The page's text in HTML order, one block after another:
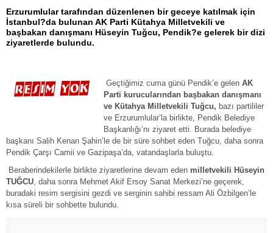
Erzurumlular tarafından düzenlenen bir geceye katılmak için
İstanbul?da bulunan AK Parti Kütahya Milletvekili ve
başbakan danışmanı Hüseyin Tuğcu, Pendik?e gelerek bir dizi
ziyaretlerde bulundu.
Geçtiğimiz cuma günü Pendik’e gelen AK
Parti kurucularından başbakan danışmanı
ve Kütahya Milletvekili Tuğcu, bazı partililer
ve Erzurumlular’la birlikte, Pendik Belediye
Başkanlığı’nı ziyaret etti. Burada belediye
başkanı Salih Kenan Şahin’le de bir süre sohbet eden Tuğcu, daha sonra
Pendik Çarşı Camii ve Gazipaşa’da, vatandaşlarla buluştu.
Beraberindekilerle birlikte ziyaretlerine devam eden milletvekili Hüseyin
TUĞCU, daha sonra Mehmet Akif Ersoy Sanat Merkezi’ne geçerek,
buradaki resim sergisini gezdi ve serginin sahibi ressam Ali Özbilgen’le
kısa süreli bir sohbette bulundu.